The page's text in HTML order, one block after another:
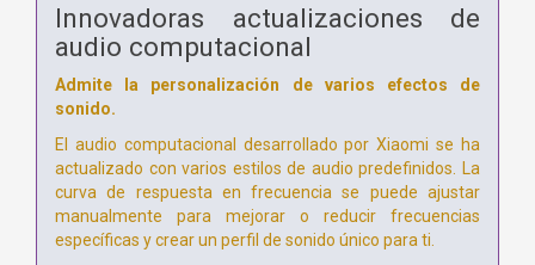
Innovadoras actualizaciones de
audio computacional
Admite la personalización de varios efectos de
sonido.
El audio computacional desarrollado por Xiaomi se ha
actualizado con varios estilos de audio predefinidos.
La
curva de respuesta en frecuencia se puede ajustar
manualmente para mejorar o reducir frecuencias
específicas y crear un perfil de sonido único para ti.